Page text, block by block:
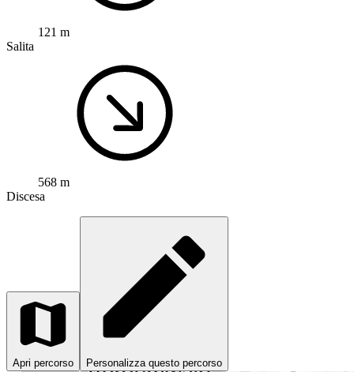
121 m
Salita
568 m
Discesa
Apri percorso Personalizza questo percorso